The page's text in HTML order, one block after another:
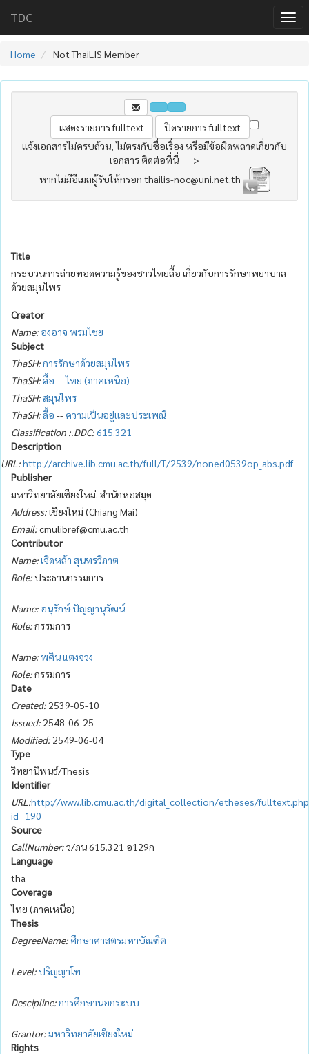
TDC
Home Not ThaiLIS Member
แจ้งเอกสารไม่ครบถ้วน, ไม่ตรงกับชื่อเรื่อง หรือมีข้อผิดพลาดเกี่ยวกับ
เอกสาร ติดต่อที่นี่ ==>
หากไม่มีอีเมลผู้รับให้กรอก thailis-noc@uni.net.th
Title
กระบวนการถ่ายทอดความรู้ของชาวไทยลื้อ เกี่ยวกับการรักษาพยาบาล
ด้วยสมุนไพร
Creator
Name: องอาจ พรมไชย
Subject
ThaSH:การรักษาด้วยสมุนไพร
ThaSH:ลื้อ --ไทย (ภาคเหนือ)
ThaSH:สมุนไพร
ThaSH:ลื้อ -- ความเป็นอยู่และประเพณี
Classification :.DDC:615.321
Description
URL:http://archive.lib.cmu.ac.th/full/T/2539/noned0539op_abs.pdf
Publisher
มหาวิทยาลัยเชียงใหม่. สำนักหอสมุด
Address:เชียงใหม่ (Chiang Mai)
Email:cmulibref@cmu.ac.th
Contributor
Name:เจิดหล้า สุนทรวิภาต
Role:ประธานกรรมการ
Name: อนุรักษ์ ปัญญานุวัฒน์
Role:กรรมการ
Name:พศิน แตงจวง
Role:กรรมการ
Date
Created: 2539-05-10
Issued: 2548-06-25
Modified: 2549-06-04
Type
วิทยานิพนธ์/Thesis
Identifier
URL:http://www.lib.cmu.ac.th/digital_collection/etheses/
id=190
Source
CallNumber:ว/ภน 615.321 อ129ก
Language
tha
Coverage
ไทย (ภาคเหนือ)
Thesis
DegreeName: ศึกษาศาสตรมหาบัณฑิต
Level:ปริญญาโท
Descipline:การศึกษานอกระบบ
Grantor:มหาวิทยาลัยเชียงใหม่
Rights